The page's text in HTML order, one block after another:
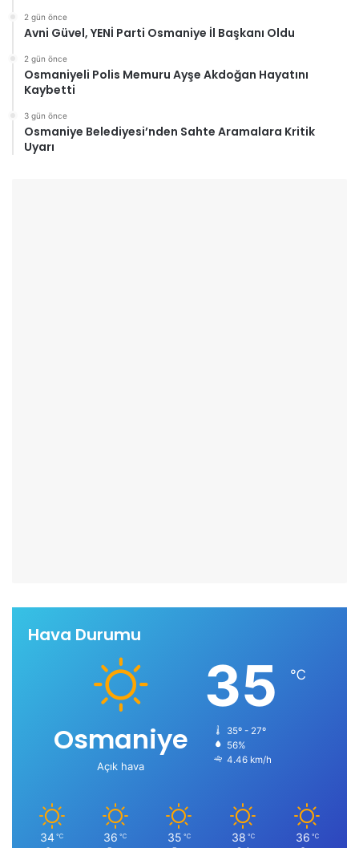
2 gün önce
Avni Güvel, YENİ Parti Osmaniye İl Başkanı Oldu
2 gün önce
Osmaniyeli Polis Memuru Ayşe Akdoğan Hayatını
Kaybetti
3 gün önce
Osmaniye Belediyesi’nden Sahte Aramalara Kritik
Uyarı
Hava Durumu
Osmaniye
Açık hava
35 ℃
35º - 27º
56%
4.46 km/h
34 ℃ 36 ℃ 35 ℃ 38 ℃ 36 ℃